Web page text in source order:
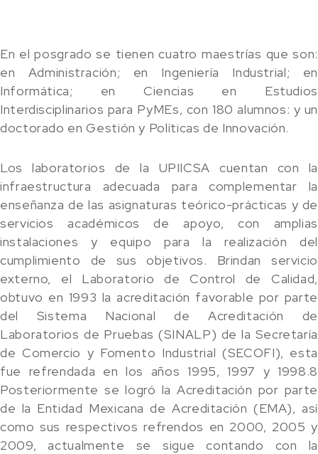
En el posgrado se tienen cuatro maestrías que son:
en Administración; en Ingeniería Industrial; en
Informática; en Ciencias en Estudios
Interdisciplinarios para PyMEs, con 180 alumnos: y un
doctorado en Gestión y Políticas de Innovación.
Los laboratorios de la UPIICSA cuentan con la
infraestructura adecuada para complementar la
enseñanza de las asignaturas teórico-prácticas y de
servicios académicos de apoyo, con amplias
instalaciones y equipo para la realización del
cumplimiento de sus objetivos. Brindan servicio
externo, el Laboratorio de Control de Calidad,
obtuvo en 1993 la acreditación favorable por parte
del Sistema Nacional de Acreditación de
Laboratorios de Pruebas (SINALP) de la Secretaría
de Comercio y Fomento Industrial (SECOFI), esta
fue refrendada en los años 1995, 1997 y 1998.8
Posteriormente se logró la Acreditación por parte
de la Entidad Mexicana de Acreditación (EMA), así
como sus respectivos refrendos en 2000, 2005 y
2009, actualmente se sigue contando con la